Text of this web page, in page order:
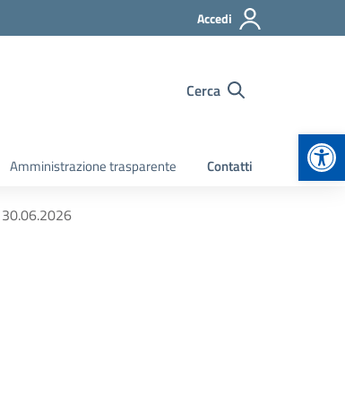
Accedi
Cerca
Amministrazione trasparente Contatti